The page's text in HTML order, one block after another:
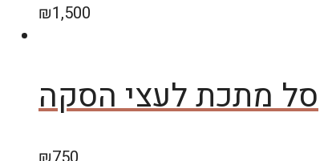
₪1,500
סל מתכת לעצי הסקה